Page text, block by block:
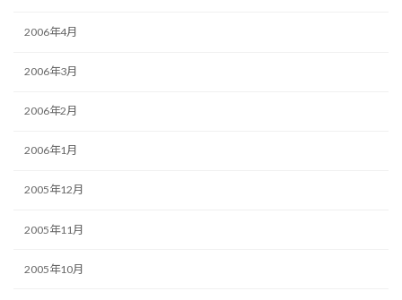
2006年4月
2006年3月
2006年2月
2006年1月
2005年12月
2005年11月
2005年10月